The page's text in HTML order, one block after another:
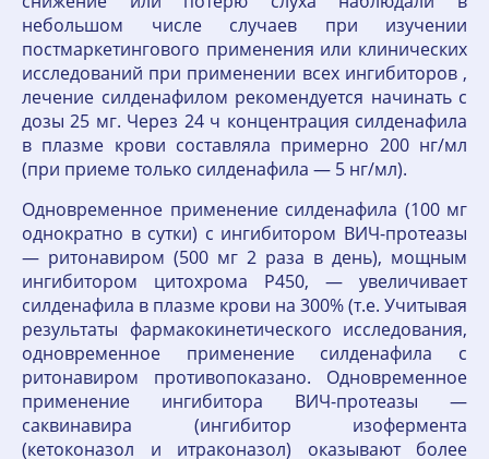
небольшом числе случаев при изучении
постмаркетингового применения или клинических
исследований при применении всех ингибиторов ,
лечение силденафилом рекомендуется начинать с
дозы 25 мг. Через 24 ч концентрация силденафила
в плазме крови составляла примерно 200 нг/мл
(при приеме только силденафила — 5 нг/мл).
Одновременное применение силденафила (100 мг
однократно в сутки) с ингибитором ВИЧ-протеазы
— ритонавиром (500 мг 2 раза в день), мощным
ингибитором цитохрома Р450, — увеличивает
силденафила в плазме крови на 300% (т.е. Учитывая
результаты фармакокинетического исследования,
одновременное применение силденафила с
ритонавиром противопоказано. Одновременное
применение ингибитора ВИЧ-протеазы —
саквинавира (ингибитор изофермента
(кетоконазол и итраконазол) оказывают более